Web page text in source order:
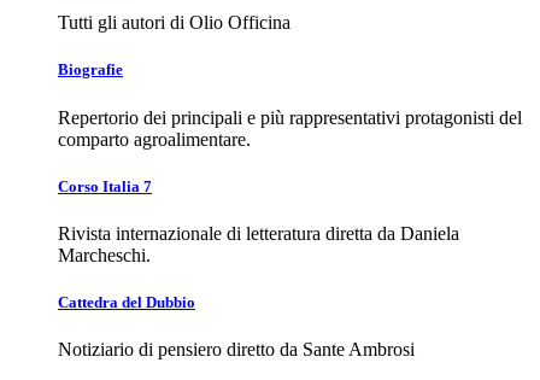
Tutti gli autori di Olio Officina
Biografie
Repertorio dei principali e più rappresentativi protagonisti del
comparto agroalimentare.
Corso Italia 7
Rivista internazionale di letteratura diretta da Daniela
Marcheschi.
Cattedra del Dubbio
Notiziario di pensiero diretto da Sante Ambrosi